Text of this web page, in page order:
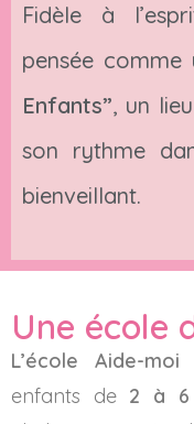
Fidèle à
pensée
Enfants”, un
son rythme
bienveillant.
Une école
L’école Aide-
enfants de 2 à 6